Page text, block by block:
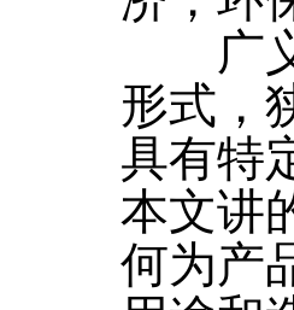
广义
形式，
具有特
本文讲
何为产